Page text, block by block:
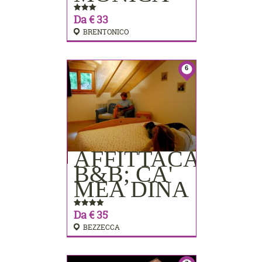
Da € 33
BRENTONICO
6
B&B; CA'
MEA DINA
Da € 35
BEZZECCA
PRENOTA